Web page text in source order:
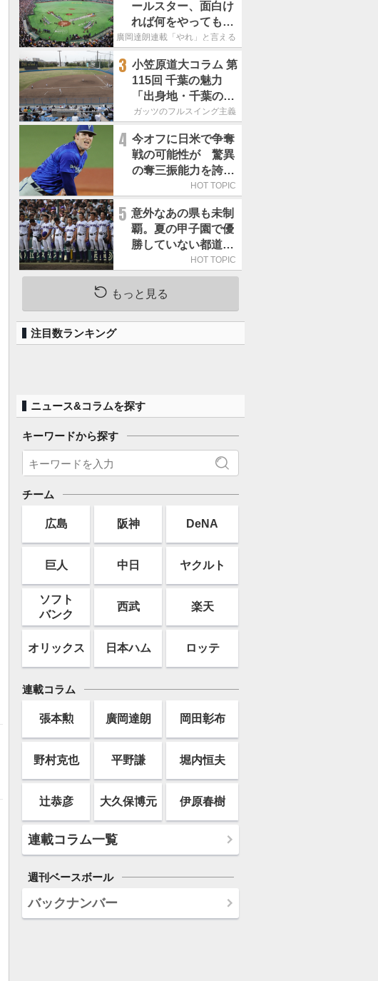
ールスター、面白け
れば何をやってもい
いという発想は大間
廣岡達朗連載「やれ」と言える信念
3 小笠原道大コラム 第
115回 千葉の魅力
「出身地・千葉の話
の続き。昔から野球
す」
ガッツのフルスイング主義
4 今オフに日米で争奪
戦の可能性が 驚異
の奪三振能力を誇る
「最速160キロ右
HOT TOPIC
5 意外なあの県も未制
覇。夏の甲子園で優
勝していない都道府
HOT TOPIC
もっと見る
注目数ランキング
ニュース&コラムを探す
キーワードから探す
チーム
広島 阪神 DeNA
巨人 中日 ヤクルト
ソフト
バンク
西武 楽天
オリックス 日本ハム ロッテ
連載コラム
張本勲 廣岡達朗 岡田彰布
野村克也 平野謙 堀内恒夫
辻恭彦 大久保博元 伊原春樹
連載コラム一覧
週刊ベースボール
バックナンバー